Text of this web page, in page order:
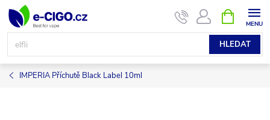
Přejít
obsah
HLEDAT
NÁKUPNÍ
KOŠÍK
IMPERIA Příchutě Black Label 10ml